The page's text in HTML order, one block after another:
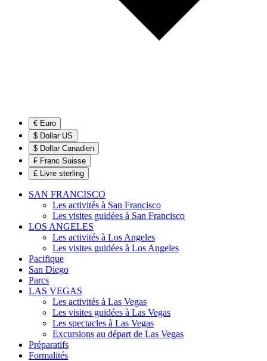
€ Euro
$ Dollar US
$ Dollar Canadien
₣ Franc Suisse
£ Livre sterling
SAN FRANCISCO
Les activités à San Francisco
Les visites guidées à San Francisco
LOS ANGELES
Les activités à Los Angeles
Les visites guidées à Los Angeles
Pacifique
San Diego
Parcs
LAS VEGAS
Les activités à Las Vegas
Les visites guidées à Las Vegas
Les spectacles à Las Vegas
Excursions au départ de Las Vegas
Préparatifs
Formalités